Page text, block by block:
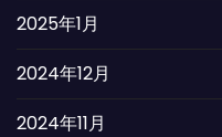
2025年1月
2024年12月
2024年11月